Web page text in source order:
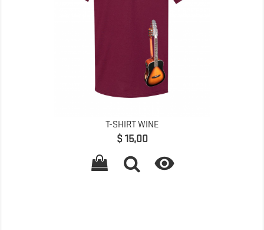
T-SHIRT WINE
Preço
$ 15,00
